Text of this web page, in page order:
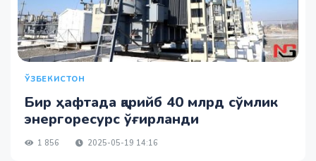
ЎЗБЕКИСТОН
Бир ҳафтада қарийб 40 млрд сўмлик
энергоресурс ўғирланди
1 856 2025-05-19 14:16